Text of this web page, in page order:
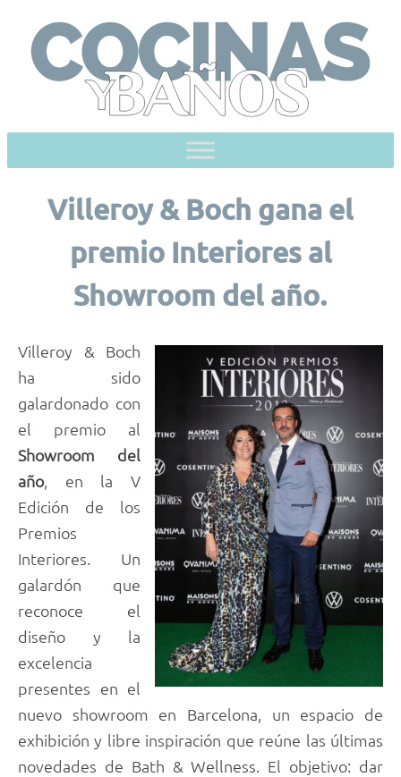
content
Villeroy & Boch gana el
premio Interiores al
Showroom del año.
Villeroy & Boch
ha sido
galardonado con
el premio al
Showroom del
año, en la V
Edición de los
Premios
Interiores. Un
galardón que
reconoce el
diseño y la
excelencia
presentes en el
nuevo showroom en Barcelona, un espacio de
exhibición y libre inspiración que reúne las últimas
novedades de Bath & Wellness. El objetivo: dar